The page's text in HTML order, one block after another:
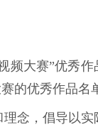
频大赛”优秀
的优秀作品名
念，倡导以